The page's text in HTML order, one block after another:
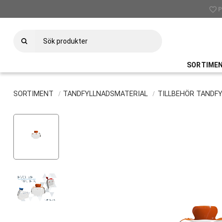
favorite_border
check
SORTIMENT TANDFYLLNADSMATERIAL TILLBEHÖR